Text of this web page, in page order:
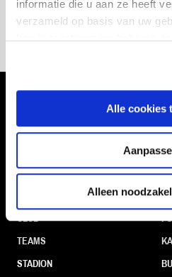
informatie die u aan ze heeft
verzameld op basis van uw
kan je toestemming beheren
Alle cookies
Alleen
CLUB
TEAMS
STADION